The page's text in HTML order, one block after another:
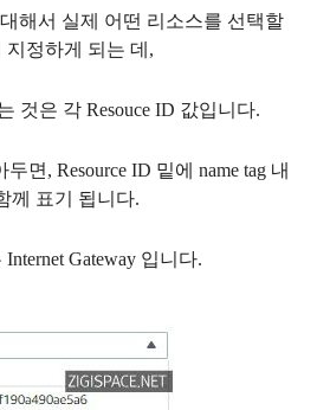
대해서 실제 어떤 리소스를 선택할
지정하게 되는 데,
것은 각 Resouce ID 값입니다.
면, Resource ID 밑에 name tag 내
께 표기 됩니다.
Gateway 입니다.